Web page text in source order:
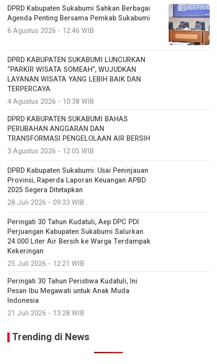
DPRD Kabupaten Sukabumi Sahkan Berbagai
Agenda Penting Bersama Pemkab Sukabumi
6 Agustus 2026 - 12:46 WIB
DPRD KABUPATEN SUKABUMI LUNCURKAN
“PARKIR WISATA SOMEAH”, WUJUDKAN
LAYANAN WISATA YANG LEBIH BAIK DAN
TERPERCAYA
4 Agustus 2026 - 10:38 WIB
DPRD KABUPATEN SUKABUMI BAHAS
PERUBAHAN ANGGARAN DAN
TRANSFORMASI PENGELOLAAN AIR BERSIH
3 Agustus 2026 - 12:05 WIB
DPRD Kabupaten Sukabumi: Usai Peninjauan
Provinsi, Raperda Laporan Keuangan APBD
2025 Segera Ditetapkan
28 Juli 2026 - 09:33 WIB
Peringati 30 Tahun Kudatuli, Aep DPC PDI
Perjuangan Kabupaten Sukabumi Salurkan
24.000 Liter Air Bersih ke Warga Terdampak
Kekeringan
25 Juli 2026 - 12:21 WIB
Peringati 30 Tahun Peristiwa Kudatuli, Ini
Pesan Ibu Megawati untuk Anak Muda
Indonesia
21 Juli 2026 - 13:28 WIB
Trending di News